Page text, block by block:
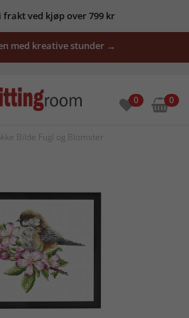
ved kjøp over 799 kr
med kreative stunder →
0 0
Bilde Fugl og Blomster